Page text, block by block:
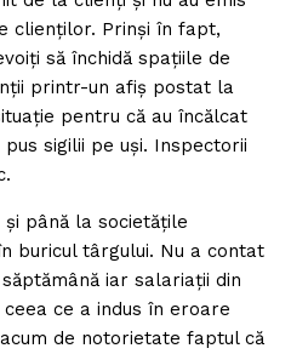
clienţilor. Prinşi în fapt,
să închidă spaţiile de
printr-un afiş postat la
pentru că au încălcat
sigilii pe uşi. Inspectorii
până la societăţile
buricul târgului. Nu a contat
iar salariaţii din
ce a indus în eroare
de notorietate faptul că